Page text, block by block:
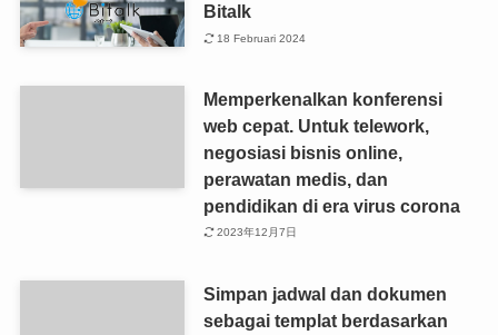
Bitalk
18 Februari 2024
Memperkenalkan konferensi
web cepat. Untuk telework,
negosiasi bisnis online,
perawatan medis, dan
pendidikan di era virus corona
2023年12月7日
Simpan jadwal dan dokumen
sebagai templat berdasarkan